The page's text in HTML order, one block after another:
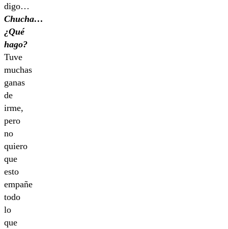
digo…
Chucha…
¿Qué
hago?
Tuve
muchas
ganas
de
irme,
pero
no
quiero
que
esto
empañe
todo
lo
que